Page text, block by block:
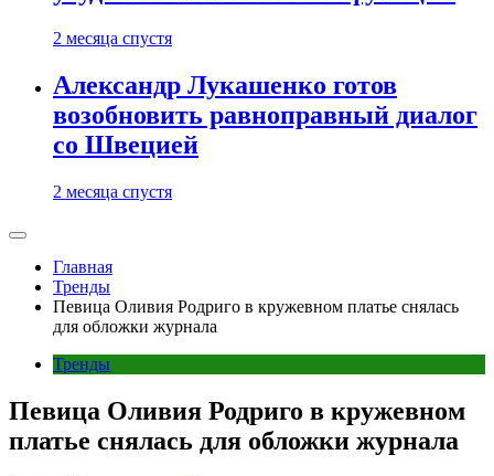
2 месяца спустя
Александр Лукашенко готов
возобновить равноправный диалог
со Швецией
2 месяца спустя
Главная
Тренды
Певица Оливия Родриго в кружевном платье снялась
для обложки журнала
Тренды
Певица Оливия Родриго в кружевном
платье снялась для обложки журнала